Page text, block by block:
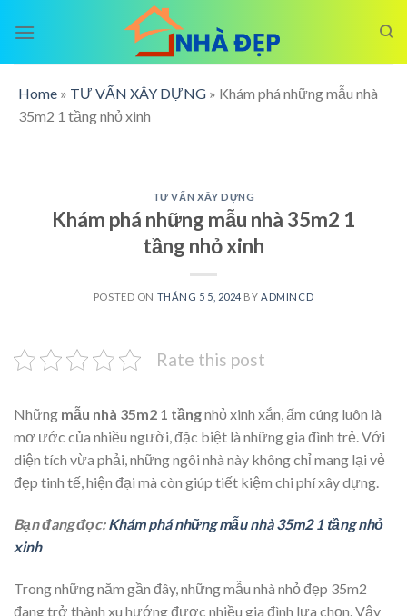
Home » TƯ VẤN XÂY DỰNG » Khám phá những mẫu nhà
35m2 1 tầng nhỏ xinh
TƯ VẤN XÂY DỰNG
Khám phá những mẫu nhà 35m2 1
tầng nhỏ xinh
POSTED ON THÁNG 5 5, 2024 BYADMINCD
Rate this post
Những mẫu nhà 35m2 1 tầngnhỏ xinh xắn, ấm cúng luôn là
mơ ước của nhiều người, đặc biệt là những gia đình trẻ. Với
diện tích vừa phải, những ngôi nhà này không chỉ mang lại vẻ
đẹp tinh tế, hiện đại mà còn giúp tiết kiệm chi phí xây dựng.
Bạn đang đọc:Khám phá những mẫu nhà 35m2 1 tầng nhỏ
xinh
Trong những năm gần đây, những mẫu nhà nhỏ đẹp 35m2
đang trở thành xu hướng được nhiều gia đình lựa chọn. Vậy